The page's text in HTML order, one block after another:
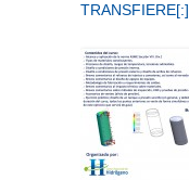
TRANSFIERE[:]